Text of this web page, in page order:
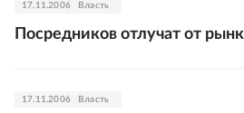
17.11.2006 Власть
Посредников отлучат от
17.11.2006 Власть